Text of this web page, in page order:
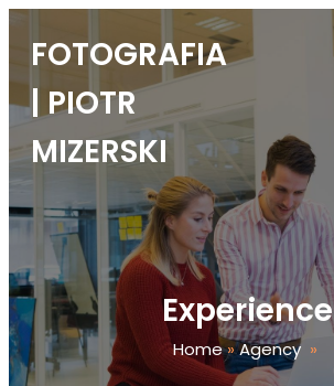
FOTOGRAFIA
| PIOTR
MIZERSKI
Experience
Home»Agency »